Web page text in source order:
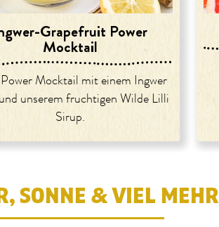
Grapefruit Power
Mocktail
Mocktail mit einem Ingwer
unserem fruchtigen Wilde Lilli
Sirup.
SONNE & VIEL MEHR